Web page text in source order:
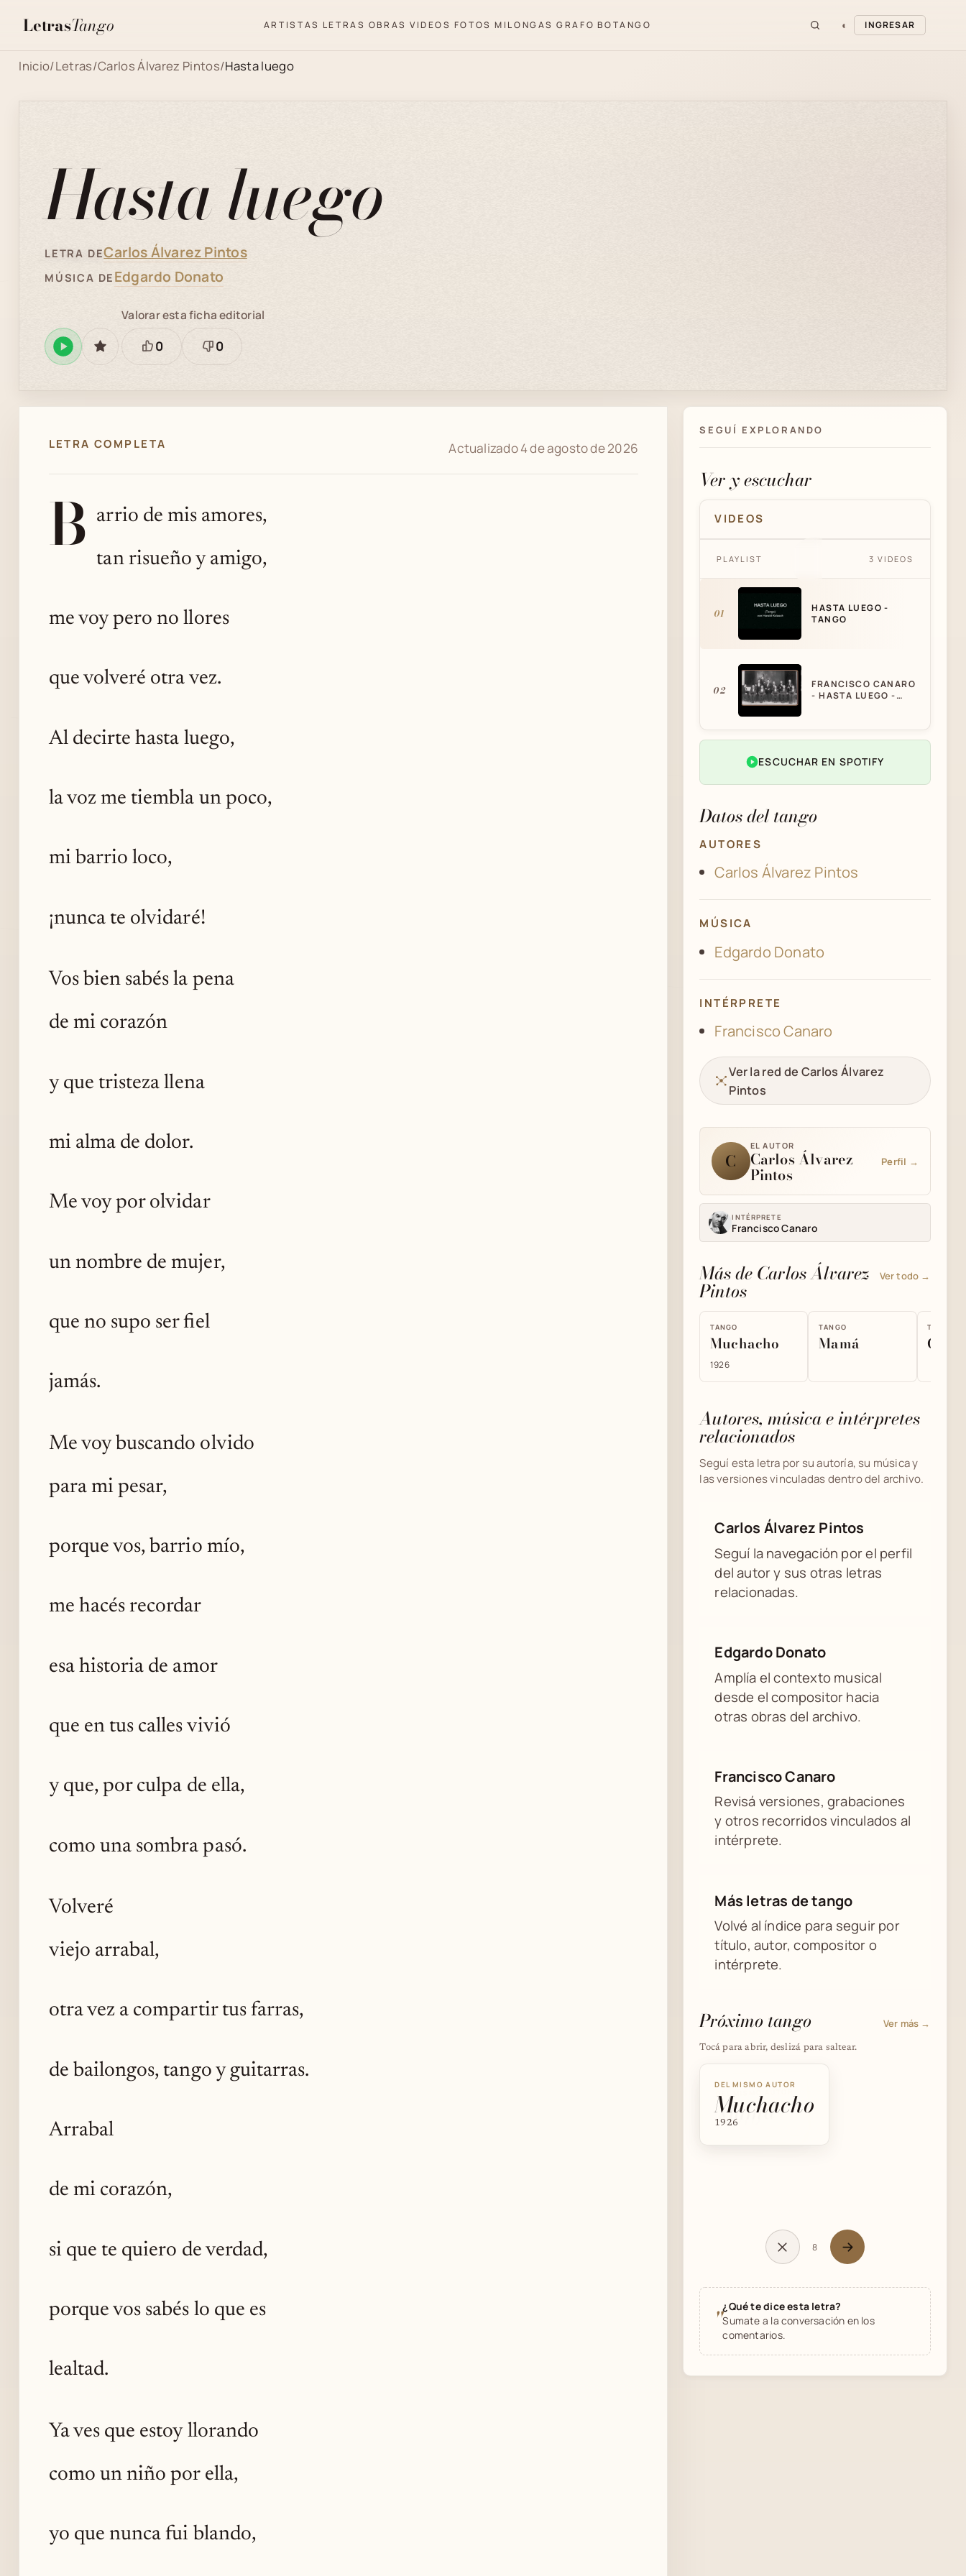
LetrasTango ARTISTAS LETRAS OBRAS VIDEOS FOTOS MILONGAS GRAFO BOTANGO ◐ INGRESAR
Inicio/Letras/Carlos Álvarez Pintos/Hasta luego
Hasta luego
LETRA DECarlos Álvarez Pintos
MÚSICA DE Edgardo Donato
ReproducirGUARDAR
Valorar esta ficha editorial
Está
0
Necesita
0
LETRA COMPLETA Actualizado 4 de agosto de 2026
B arrio de mis amores,
tan risueño y amigo,
me voy pero no llores
que volveré otra vez.
Al decirte hasta luego,
la voz me tiembla un poco,
mi barrio loco,
¡nunca te olvidaré!
Vos bien sabés la pena
de mi corazón
y que tristeza llena
mi alma de dolor.
Me voy por olvidar
un nombre de mujer,
que no supo ser fiel
jamás.
Me voy buscando olvido
para mi pesar,
porque vos, barrio mío,
me hacés recordar
esa historia de amor
que en tus calles vivió
y que, por culpa de ella,
como una sombra pasó.
Volveré
viejo arrabal,
otra vez a compartir tus farras,
de bailongos, tango y guitarras.
Arrabal
de mi corazón,
si que te quiero de verdad,
porque vos sabés lo que es
lealtad.
Ya ves que estoy llorando
como un niño por ella,
yo que nunca fui blando,
SEGUÍ EXPLORANDO
Ver y escuchar
VIDEOS
HASTA LUEGO - TANGO
PLAYLIST 3 VIDEOS
01
HASTA LUEGO -
TANGO
02
FRANCISCO CANARO
- HASTA LUEGO -
TANGO DEL HASTA
ESCUCHAR EN SPOTIFY
Datos del tango
AUTORES
Carlos Álvarez Pintos
MÚSICA
Edgardo Donato
INTÉRPRETE
Francisco Canaro
Ver la red de Carlos Álvarez
Pintos
C
EL AUTOR
Carlos Álvarez
Pintos
Perfil →
INTÉRPRETE
Francisco Canaro
Más de Carlos Álvarez
Pintos
Ver todo →
TANGO
Muchacho
1926
TANGO
Mamá
TANGO
Gato
Autores, música e intérpretes
relacionados
Seguí esta letra por su autoría, su música y
las versiones vinculadas dentro del archivo.
Carlos Álvarez Pintos
Seguí la navegación por el perfil
del autor y sus otras letras
relacionadas.
Edgardo Donato
Amplía el contexto musical
desde el compositor hacia
otras obras del archivo.
Francisco Canaro
Revisá versiones, grabaciones
y otros recorridos vinculados al
intérprete.
Más letras de tango
Volvé al índice para seguir por
título, autor, compositor o
intérprete.
Próximo tango Ver más →
Tocá para abrir, deslizá para saltear.
DEL MISMO AUTOR
Muchacho
1926
Mamá
DEL MISMO AUTOR
Gato
8
"¿Qué te dice esta letra?
Sumate a la conversación en los
comentarios.